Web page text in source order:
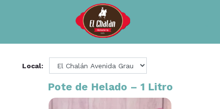
Local:
Pote de Helado – 1 Litro